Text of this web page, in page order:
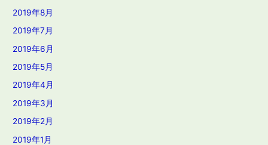
2019年8月
2019年7月
2019年6月
2019年5月
2019年4月
2019年3月
2019年2月
2019年1月